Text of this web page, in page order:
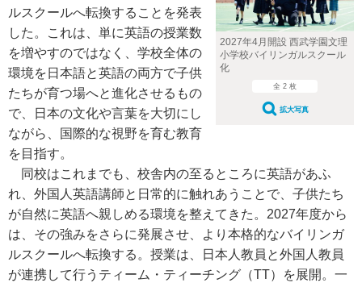
2027年4月開設 西武学園文理
小学校バイリンガルスクール
化
全 2 枚
拡大写真
ルスクールへ転換することを発表
した。これは、単に英語の授業数
を増やすのではなく、学校全体の
環境を日本語と英語の両方で子供
たちが育つ場へと進化させるもの
で、日本の文化や言葉を大切にし
ながら、国際的な視野を育む教育
を目指す。
同校はこれまでも、校舎内の至るところに英語があふ
れ、外国人英語講師と日常的に触れあうことで、子供たち
が自然に英語へ親しめる環境を整えてきた。2027年度から
は、その強みをさらに発展させ、より本格的なバイリンガ
ルスクールへ転換する。授業は、日本人教員と外国人教員
が連携して行うティーム・ティーチング（TT）を展開。一